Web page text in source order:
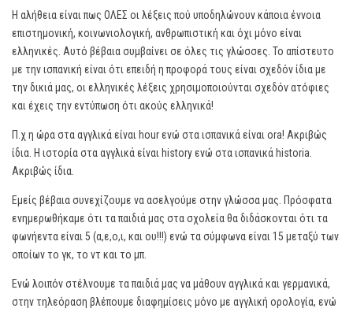
Η αλήθεια είναι πως ΟΛΕΣ οι λέξεις πού υποδηλώνουν κάποια έννοια
επιστημονική, κοινωνιολογική, ανθρωπιστική και όχι μόνο είναι
ελληνικές. Αυτό βέβαια συμβαίνει σε όλες τις γλώσσες. Το απίστευτο
με την ισπανική είναι ότι επειδή η προφορά τους είναι σχεδόν ίδια με
την δικιά μας, οι ελληνικές λέξεις χρησιμοποιούνται σχεδόν ατόφιες
και έχεις την εντύπωση ότι ακούς ελληνικά!
Π.χ η ώρα στα αγγλικά είναι hour ενώ στα ισπανικά είναι ora! Ακριβώς
ίδια. Η ιστορία στα αγγλικά είναι history ενώ στα ισπανικά historia.
Ακριβώς ίδια.
Εμείς βέβαια συνεχίζουμε να ασελγούμε στην γλώσσα μας. Πρόσφατα
ενημερωθήκαμε ότι τα παιδιά μας στα σχολεία θα διδάσκονται ότι τα
φωνήεντα είναι 5 (α,ε,ο,ι, και ου!!!) ενώ τα σύμφωνα είναι 15 μεταξύ των
οποίων το γκ, το ντ και το μπ.
Ενώ λοιπόν στέλνουμε τα παιδιά μας να μάθουν αγγλικά και γερμανικά,
στην τηλεόραση βλέπουμε διαφημίσεις μόνο με αγγλική ορολογία, ενώ